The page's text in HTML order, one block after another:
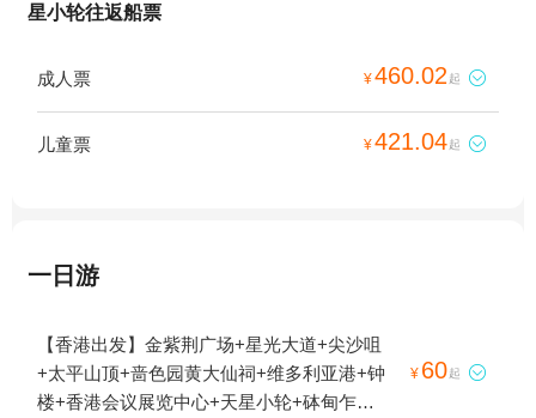
星小轮往返船票
成人票 ¥460.02 起 
儿童票 ¥421.04起 
一日游
【香港出发】金紫荆广场+星光大道+尖沙咀
+太平山顶+啬色园黄大仙祠+维多利亚港+钟
楼+香港会议展览中心+天星小轮+砵甸乍街
¥ 60起 